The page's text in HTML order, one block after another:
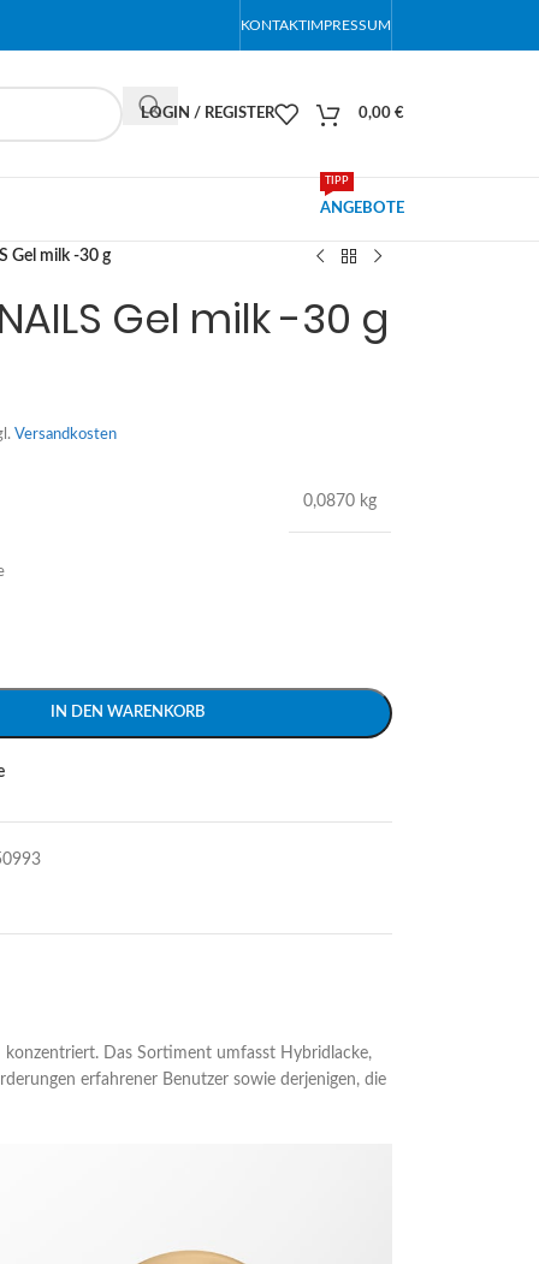
KONTAKTIMPRESSUM
LOGIN / REGISTER 0,00 €
ANGEBOTE
TIPP
Gel milk -30 g
Gel milk -30 g
Versandkosten
0,0870 kg
IN DEN WARENKORB
Das Sortiment umfasst Hybridlacke,
erfahrener Benutzer sowie derjenigen, die